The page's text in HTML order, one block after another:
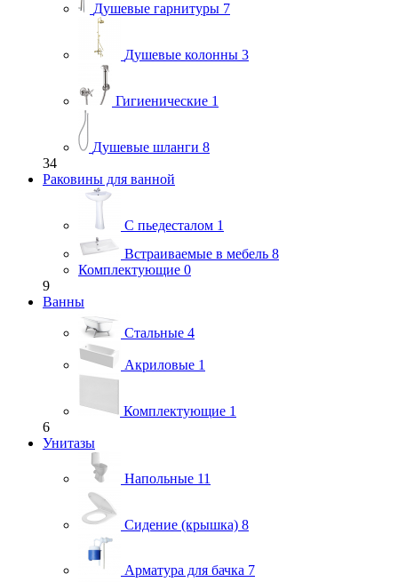
Душевые гарнитуры 7
Душевые колонны 3
Гигиенические 1
Душевые шланги 8
34
Раковины для ванной
С пьедесталом 1
Встраиваемые в мебель 8
Комплектующие 0
9
Ванны
Стальные 4
Акриловые 1
Комплектующие 1
6
Унитазы
Напольные 11
Сидение (крышка) 8
Арматура для бачка 7